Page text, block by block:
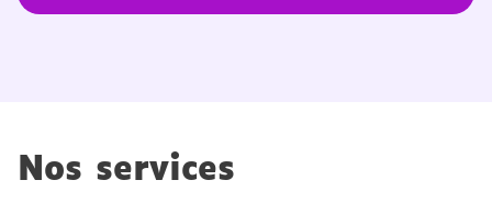
Nos services